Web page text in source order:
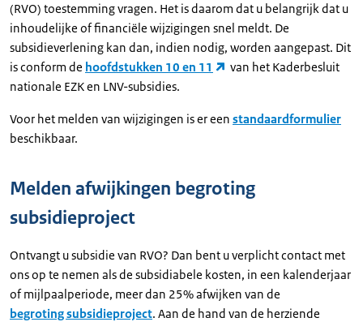
(RVO) toestemming vragen. Het is daarom dat u belangrijk dat u
inhoudelijke of financiële wijzigingen snel meldt. De
subsidieverlening kan dan, indien nodig, worden aangepast. Dit
is conform de hoofdstukken 10 en 11
van het Kaderbesluit
nationale EZK en LNV-subsidies.
Voor het melden van wijzigingen is er een standaardformulier
beschikbaar.
Melden afwijkingen begroting
subsidieproject
Ontvangt u subsidie van RVO? Dan bent u verplicht contact met
ons op te nemen als de subsidiabele kosten, in een kalenderjaar
of mijlpaalperiode, meer dan 25% afwijken van de
begroting subsidieproject. Aan de hand van de herziende